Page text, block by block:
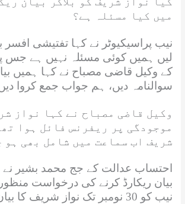
میں کیا مسئلہ ہے؟
نیب پراسیکیوٹر نے کہا تفتیشی افسر
لیں ہمیں کوئی مسئلہ نہیں ہے جس
کے وکیل قاضی مصباح نے کہا ہمیں
سوالنامہ دیں، ہم جواب جمع کروا
وکیل قاضی مصباح نے کہا نواز
موجودگی پر ریفرنس فائل ہوا
شریف اب سماعت میں شامل بھی ہو
احتساب عدالت کے جج محمد بشیر نے
بیان ریکارڈ کرنے کی درخواست
نیب کو 30 نومبر تک نواز شریف کا